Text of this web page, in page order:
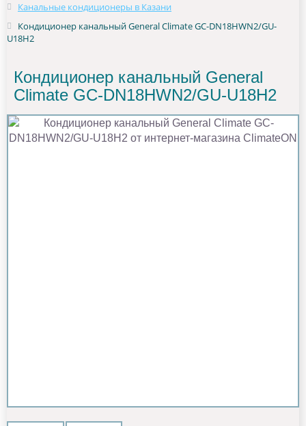
Канальные кондиционеры в Казани
Кондиционер канальный General Climate GC-DN18HWN2/GU-
U18H2
Кондиционер канальный General
Climate GC-DN18HWN2/GU-U18H2